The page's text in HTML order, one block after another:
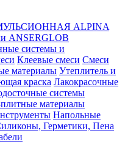
ALPINA
ANSERGLOB
системы и
Клеевые смеси Смеси
материалы Утеплитель и
краска Лакокрасочные
системы
материалы
Напольные
Герметики, Пена